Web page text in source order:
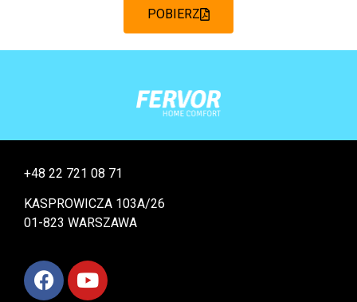
POBIERZ
+48 22 721 08 71
KASPROWICZA 103A/26
01-823 WARSZAWA